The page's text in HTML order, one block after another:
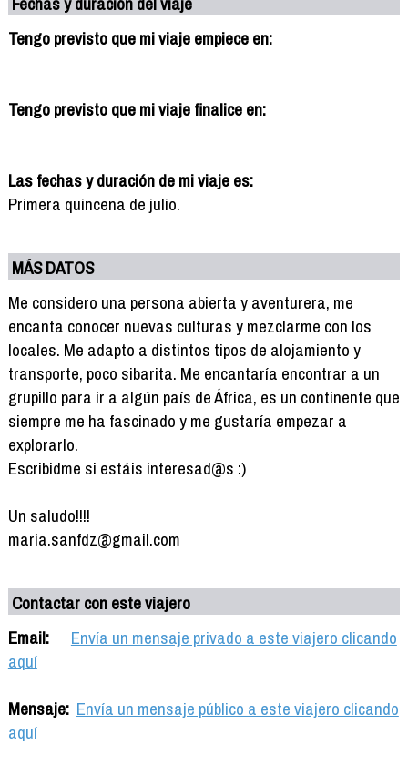
Tengo previsto que mi viaje empiece en:
Tengo previsto que mi viaje finalice en:
Las fechas y duración de mi viaje es:
Primera quincena de julio.
MÁS DATOS
Me considero una persona abierta y aventurera, me
encanta conocer nuevas culturas y mezclarme con los
locales. Me adapto a distintos tipos de alojamiento y
transporte, poco sibarita. Me encantaría encontrar a un
grupillo para ir a algún país de África, es un continente que
siempre me ha fascinado y me gustaría empezar a
explorarlo.
Escribidme si estáis interesad@s :)
Un saludo!!!!
maria.sanfdz@gmail.com
Contactar con este viajero
Email:
Envía un mensaje privado a este viajero clicando
aquí
Mensaje: Envía un mensaje público a este viajero clicando
aquí